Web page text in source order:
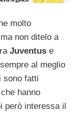
molto
non ditelo a
Juventus e
al meglio
sono fatti
hanno
però interessa il